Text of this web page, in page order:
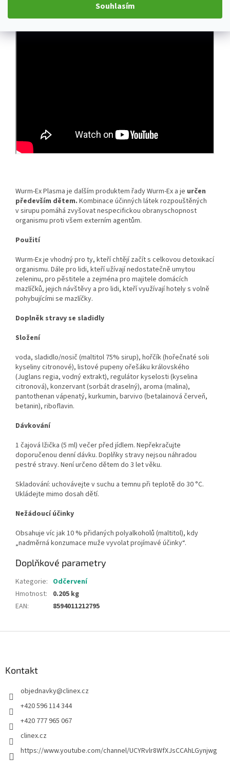
Souhlasím
Wurm-Ex Plasma je dalším produktem řady Wurm-Ex a je určen
především dětem. Kombinace účinných látek rozpouštěných
v sirupu pomáhá zvyšovat nespecifickou obranyschopnost
organismu proti všem externím agentům.
Použití
Wurm-Ex je vhodný pro ty, kteří chtějí začít s celkovou detoxikací
organismu. Dále pro lidi, kteří užívají nedostatečně umytou
zeleninu, pro pěstitele a zejména pro majitele domácích
mazlíčků, jejich návštěvy a pro lidi, kteří využívají hotely s volně
pohybujícími se mazlíčky.
Doplněk stravy se sladidly
Složení
voda, sladidlo/nosič (maltitol 75% sirup), hořčík (hořečnaté soli
kyseliny citronové), listové pupeny ořešáku královského
(Juglans regia, vodný extrakt), regulátor kyselosti (kyselina
citronová), konzervant (sorbát draselný), aroma (malina),
pantothenan vápenatý, kurkumin, barvivo (betalainová červeň,
betanin), riboflavin.
Dávkování
1 čajová lžička (5 ml) večer před jídlem. Nepřekračujte
doporučenou denní dávku. Doplňky stravy nejsou náhradou
pestré stravy. Není určeno dětem do 3 let věku.
Skladování: uchovávejte v suchu a temnu při teplotě do 30 °C.
Ukládejte mimo dosah dětí.
Nežádoucí účinky
Obsahuje víc jak 10 % přidaných polyalkoholů (maltitol), kdy
„nadměrná konzumace muže vyvolat projímavé účinky“.
Doplňkové parametry
Kategorie: Odčervení
Hmotnost:
0.205 kg
EAN: 8594011212795
Kontakt
objednavky@clinex.cz
+420 596 114 344
+420 777 965 067
clinex.cz
https://www.youtube.com/channel/UCYRvlr8WfXJsCCAhLGynjwg